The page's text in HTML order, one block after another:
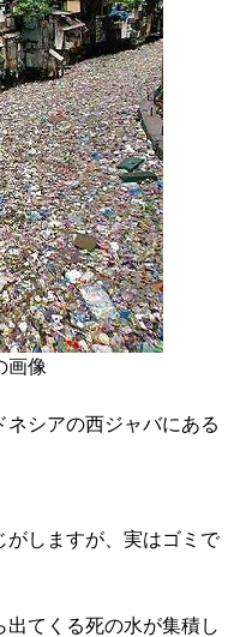
画像
シアの西ジャバにある
がしますが、実はゴミで
てくる死の水が集積し